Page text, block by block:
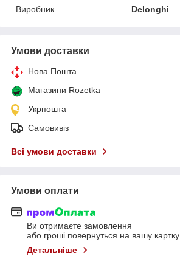
Виробник
Delonghi
Умови доставки
Нова Пошта
Магазини Rozetka
Укрпошта
Самовивіз
Всі умови доставки
Умови оплати
Ви отримаєте замовлення
або гроші повернуться на вашу картку
Детальніше